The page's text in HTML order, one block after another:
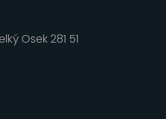
Osek 281 51